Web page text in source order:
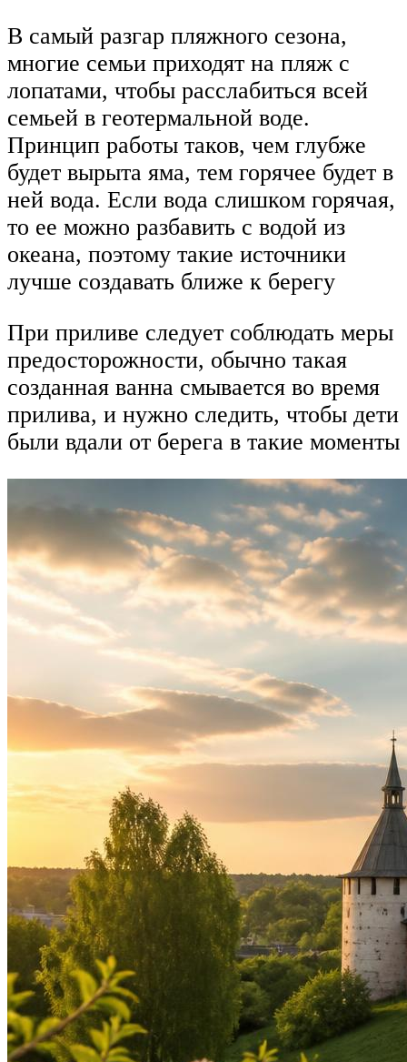
В самый разгар пляжного сезона,
многие семьи приходят на пляж с
лопатами, чтобы расслабиться всей
семьей в геотермальной воде.
Принцип работы таков, чем глубже
будет вырыта яма, тем горячее будет в
ней вода. Если вода слишком горячая,
то ее можно разбавить с водой из
океана, поэтому такие источники
лучше создавать ближе к берегу
При приливе следует соблюдать меры
предосторожности, обычно такая
созданная ванна смывается во время
прилива, и нужно следить, чтобы дети
были вдали от берега в такие моменты